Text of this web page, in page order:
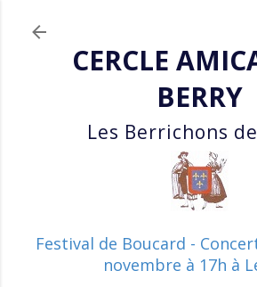
CERCLE
BERRY
Les Berrichons
Festival de Boucard -
novembre à 17h à